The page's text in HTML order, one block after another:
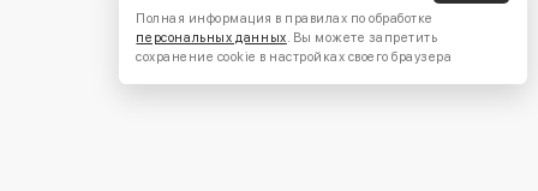
Полная информация в правилах по обработке
персональных данных. Вы можете запретить
сохранение cookie в настройках своего браузера